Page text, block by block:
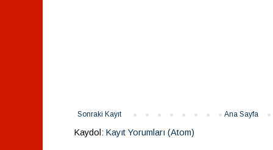
Sonraki Kayıt Ana Sayfa
Kaydol: Kayıt Yorumları (Atom)